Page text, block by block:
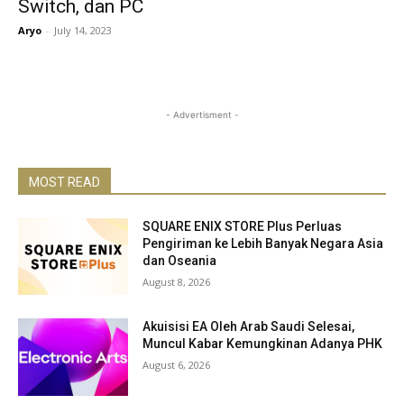
Switch, dan PC
Aryo - July 14, 2023
- Advertisment -
MOST READ
SQUARE ENIX STORE Plus Perluas
Pengiriman ke Lebih Banyak Negara Asia
dan Oseania
August 8, 2026
Akuisisi EA Oleh Arab Saudi Selesai,
Muncul Kabar Kemungkinan Adanya PHK
August 6, 2026